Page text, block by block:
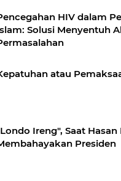
HIV dalam
Solusi Menyentuh
atau
Ireng", Saat Hasan
Presiden